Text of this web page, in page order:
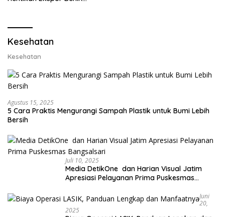
Kesehatan
Kesehatan
Agustus 15, 2025
5 Cara Praktis Mengurangi Sampah Plastik untuk Bumi Lebih
Bersih
Juli 10, 2025
Media DetikOne dan Harian Visual Jatim
Apresiasi Pelayanan Prima Puskesmas
Juni
20,
2025